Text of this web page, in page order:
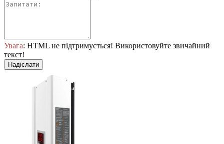
Увага: HTML не підтримується! Використовуйте звичайний
текст!
Надіслати